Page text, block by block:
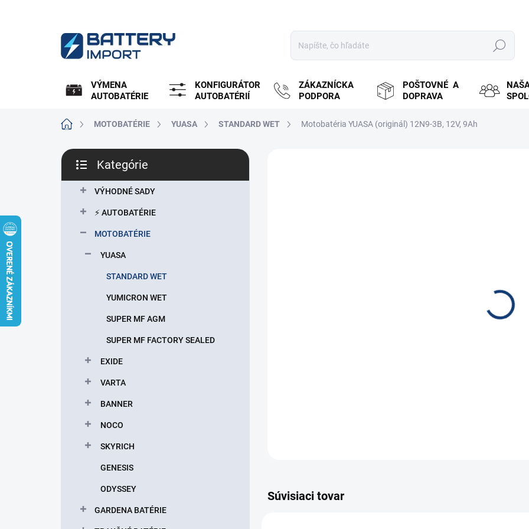
Hľadať
VÝMENA
AUTOBATÉRIE
KONFIGURÁTOR
AUTOBATÉRIÍ
ZÁKAZNÍCKA
PODPORA
POŠTOVNÉ A
DOPRAVA
DomovMOTOBATÉRIE YUASA STANDARD WET Motobatéria YUASA (originál) 12N9-3B, 12V, 9Ah
B
č
kategórie
Kategórie
VÝHODNÉ SADY
⚡ AUTOBATÉRIE
MOTOBATÉRIE
YUASA
STANDARD WET
YUMICRON WET
SUPER MF AGM
SUPER MF FACTORY SEALED
EXIDE
VARTA
BANNER
NOCO
SKYRICH
GENESIS
ODYSSEY
GARDENA BATÉRIE
Súvisiaci tovar